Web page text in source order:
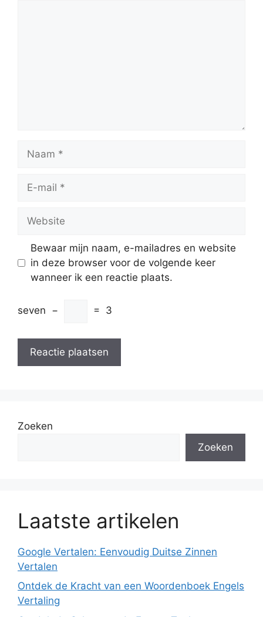
mail
Bewaar mijn naam, e-mailadres en website
in deze browser voor de volgende keer
wanneer ik een reactie plaats.
seven − = 3
Zoeken
Zoeken
Laatste artikelen
Google Vertalen: Eenvoudig Duitse Zinnen
Vertalen
Ontdek de Kracht van een Woordenboek Engels
Vertaling